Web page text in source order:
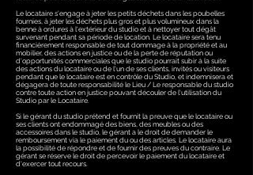
Le locataire s'engage à jeter les petits déchets dans les poubelles
fournies, à jeter les déchets plus gros et plus volumineux dans la
benne à ordures à l'extérieur du studio et à nettoyer tout dégât
survenant pendant sa période de location. Le locataire sera tenu
financièrement responsable de tout dommage à la propriété et au
mobilier, des actions en justice ou de la perte de réputation ou
d'opportunités commerciales que le studio pourrait subir à la suite
des actions du locataire ou de l'un de ses clients, invités ou visiteurs
pendant que le locataire est en contrôle du Studio, et indemnisera et
dégagera de toute responsabilité le Lieu / Le responsable du studio
contre toute action en justice pouvant découler de l'utilisation du
Studio par le Locataire.
Si le gérant du studio prétend et fournit la preuve que le locataire ou
ses clients ont endommagé des biens, des meubles ou des
accessoires dans le studio, le gérant a le droit de demander le
remboursement via le paiement du ou des articles. Le locataire aura
la possibilité de répondre et de fournir des preuves du contraire. Le
gérant se réserve le droit de percevoir le paiement du locataire et
d'exercer tout recours.